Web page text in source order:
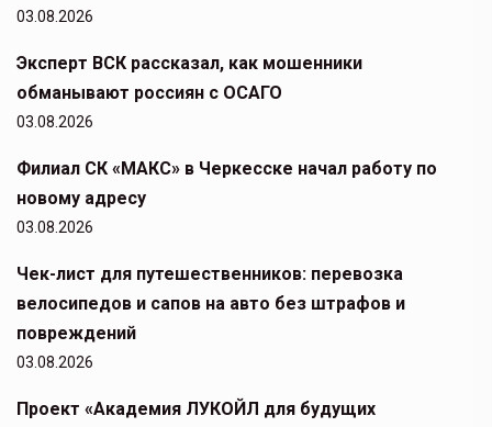
03.08.2026
Эксперт ВСК рассказал, как мошенники
обманывают россиян с ОСАГО
03.08.2026
Филиал СК «МАКС» в Черкесске начал работу по
новому адресу
03.08.2026
Чек-лист для путешественников: перевозка
велосипедов и сапов на авто без штрафов и
повреждений
03.08.2026
Проект «Академия ЛУКОЙЛ для будущих